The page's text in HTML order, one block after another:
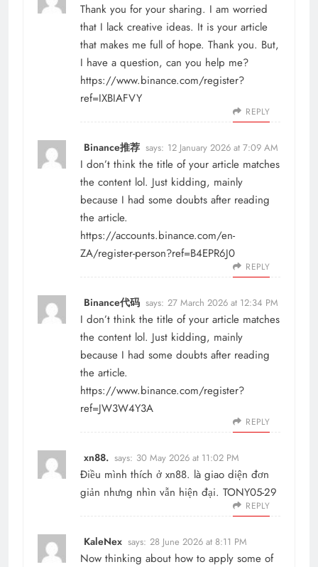
Thank you for your sharing. I am worried
that I lack creative ideas. It is your article
that makes me full of hope. Thank you. But,
I have a question, can you help me?
https://www.binance.com/register?
ref=IXBIAFVY
REPLY
Binance推荐 says: 12 January 2026 at 7:09 AM
I don’t think the title of your article matches
the content lol. Just kidding, mainly
because I had some doubts after reading
the article.
https://accounts.binance.com/en-
ZA/register-person?ref=B4EPR6J0
REPLY
Binance代码 says: 27 March 2026 at 12:34 PM
I don’t think the title of your article matches
the content lol. Just kidding, mainly
because I had some doubts after reading
the article.
https://www.binance.com/register?
ref=JW3W4Y3A
REPLY
xn88. says: 30 May 2026 at 11:02 PM
Điều mình thích ở xn88. là giao diện đơn
giản nhưng nhìn vẫn hiện đại. TONY05-29
REPLY
KaleNex says: 28 June 2026 at 8:11 PM
Now thinking about how to apply some of